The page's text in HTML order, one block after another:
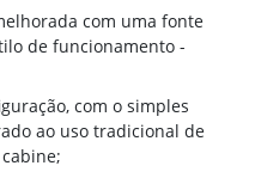
com uma fonte
de funcionamento -
com o simples
ao uso tradicional de